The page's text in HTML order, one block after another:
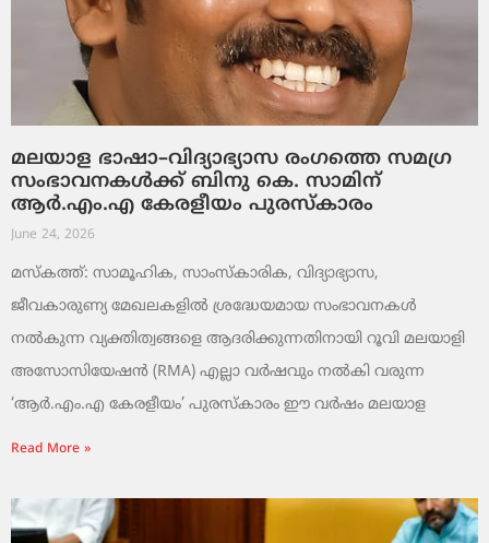
മലയാള ഭാഷാ–വിദ്യാഭ്യാസ രംഗത്തെ സമഗ്ര
സംഭാവനകൾക്ക് ബിനു കെ. സാമിന്
ആർ.എം.എ കേരളീയം പുരസ്‌കാരം
June 24, 2026
മസ്കത്ത്: സാമൂഹിക, സാംസ്‌കാരിക, വിദ്യാഭ്യാസ,
ജീവകാരുണ്യ മേഖലകളിൽ ശ്രദ്ധേയമായ സംഭാവനകൾ
നൽകുന്ന വ്യക്തിത്വങ്ങളെ ആദരിക്കുന്നതിനായി റൂവി മലയാളി
അസോസിയേഷൻ (RMA) എല്ലാ വർഷവും നൽകി വരുന്ന
‘ആർ.എം.എ കേരളീയം’ പുരസ്‌കാരം ഈ വർഷം മലയാള
Read More »